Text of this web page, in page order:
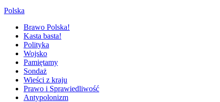
Polska
Brawo Polska!
Kasta basta!
Polityka
Wojsko
Pamiętamy
Sondaż
Wieści z kraju
Prawo i Sprawiedliwość
Antypolonizm